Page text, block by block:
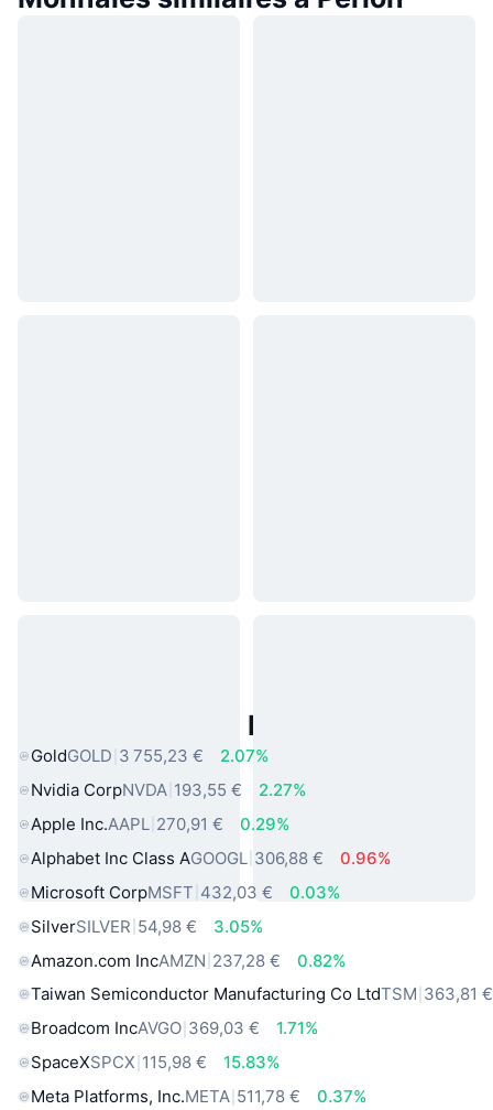
Actifs du Monde Réel Populaires
GoldGOLD 3 755,23 €
2.07%
Nvidia CorpNVDA 193,55 €
2.27%
Apple Inc.AAPL 270,91 €
0.29%
Alphabet Inc Class AGOOGL 306,88 €
0.96%
Microsoft CorpMSFT 432,03 €
0.03%
SilverSILVER 54,98 €
3.05%
Amazon.com IncAMZN 237,28 €
0.82%
Taiwan Semiconductor Manufacturing Co LtdTSM 363,81 €
Broadcom IncAVGO 369,03 €
1.71%
SpaceXSPCX 115,98 €
15.83%
Meta Platforms, Inc.META 511,78 €
0.37%